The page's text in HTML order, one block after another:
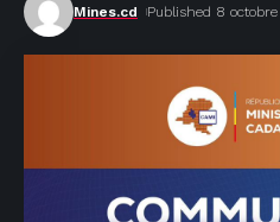
Mines.cd Published 8